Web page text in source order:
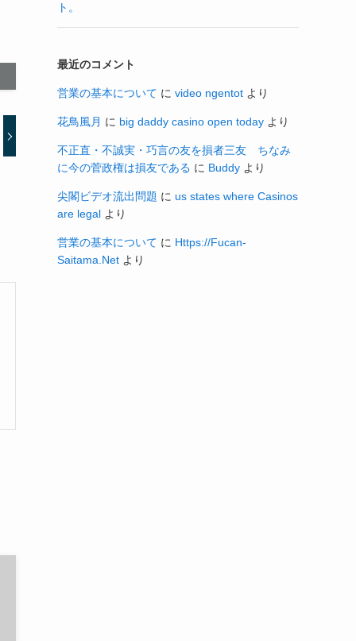
ト。
最近のコメント
営業の基本について に video ngentot より
花鳥風月 に big daddy casino open today より
不正直・不誠実・巧言の友を損者三友 ちなみ
に今の菅政権は損友である に Buddy より
尖閣ビデオ流出問題 に us states where Casinos
are legal より
営業の基本について に Https://Fucan-
Saitama.Net より